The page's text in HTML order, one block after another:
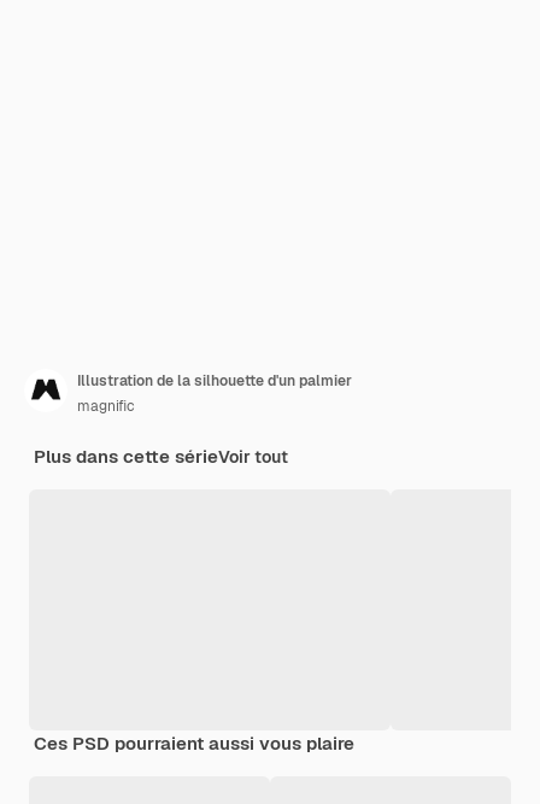
Illustration de la silhouette d'un palmier
magnific
Plus dans cette sérieVoir tout
Ces PSD pourraient aussi vous plaire